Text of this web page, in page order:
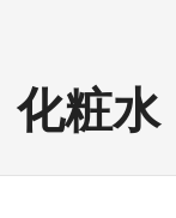
化粧水